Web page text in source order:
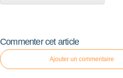
Commenter cet article
Ajouter un commentaire